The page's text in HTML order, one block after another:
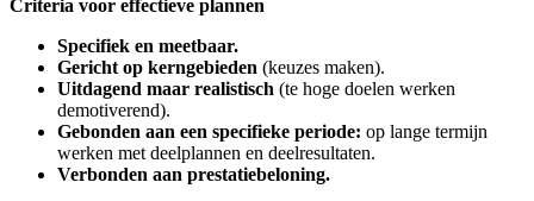
Criteria voor effectieve plannen
Specifiek en meetbaar.
Gericht op kerngebieden (keuzes maken).
Uitdagend maar realistisch (te hoge doelen werken
demotiverend).
Gebonden aan een specifieke periode: op lange termijn
werken met deelplannen en deelresultaten.
Verbonden aan prestatiebeloning.